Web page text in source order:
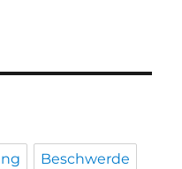
Beschwerde